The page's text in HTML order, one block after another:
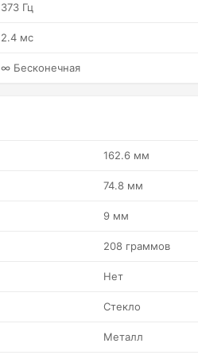
373 Гц
2.4 мс
∞ Бесконечная
162.6 мм
74.8 мм
9 мм
208 граммов
Нет
Стекло
Металл